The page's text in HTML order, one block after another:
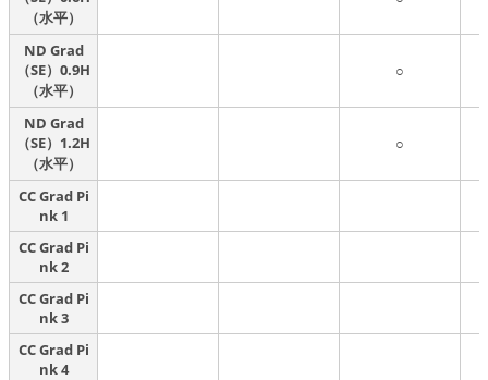
（水平）
ND Grad
（SE）0.9H
（水平）
○
ND Grad
（SE）1.2H
（水平）
○
CC Grad Pi
nk 1
CC Grad Pi
nk 2
CC Grad Pi
nk 3
CC Grad Pi
nk 4